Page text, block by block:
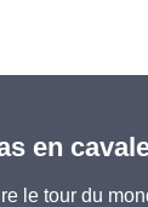
en
le tour du